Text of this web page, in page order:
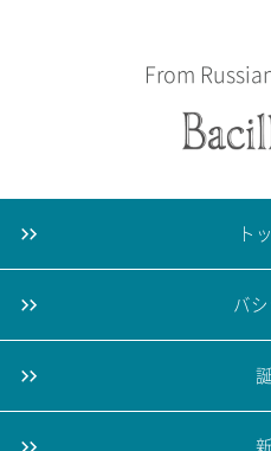
From
ト
バ